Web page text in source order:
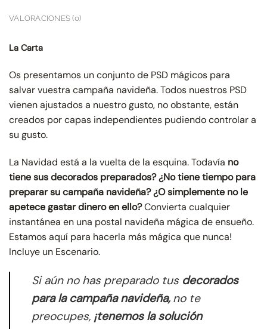
VALORACIONES (0)
La Carta
Os presentamos un conjunto de PSD mágicos para
salvar vuestra campaña navideña. Todos nuestros PSD
vienen ajustados a nuestro gusto, no obstante, están
creados por capas independientes pudiendo controlar a
su gusto.
La Navidad está a la vuelta de la esquina. Todavía no
tiene sus decorados preparados? ¿No tiene tiempo para
preparar su campaña navideña? ¿O simplemente no le
apetece gastar dinero en ello?Convierta cualquier
instantánea en una postal navideña mágica de ensueño.
Estamos aquí para hacerla más mágica que nunca!
Incluye un Escenario.
Si aún no has preparado tus decorados
para la campaña navideña,no te
preocupes, ¡tenemos la solución